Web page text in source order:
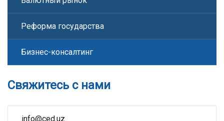
Реформа государства
Бизнес-консалтинг
Свяжитесь с нами
info@ced.uz